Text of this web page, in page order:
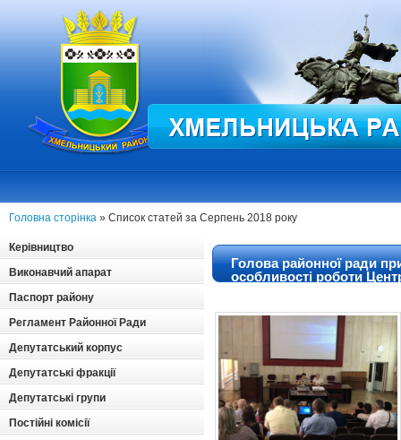
Головна сторінка » Список статей за Серпень 2018 року
Керівництво
Виконавчий апарат
Паспорт району
Регламент Районної Ради
Депутатський корпус
Депутатські фракції
Депутатські групи
Постійні комісії
Голова районної ради
особливості роботи